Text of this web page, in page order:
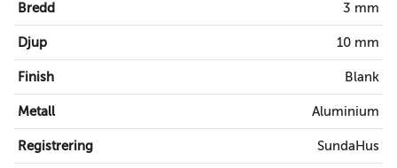
Bredd 3 mm
Djup 10 mm
Finish Blank
Metall Aluminium
Registrering SundaHus